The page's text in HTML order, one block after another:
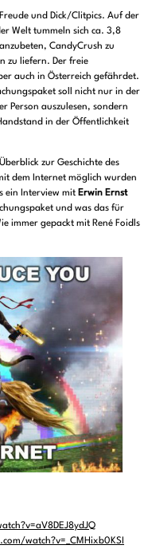
und Dick/Clitpics. Auf der
Welt tummeln sich ca. 3,8
CandyCrush zu
zu liefern. Der freie
auch in Österreich gefährdet.
soll nicht nur in der
Person auszulesen, sondern
in der Öffentlichkeit
zur Geschichte des
dem Internet möglich wurden
ein Interview mit Erwin Ernst
und was das für
immer gepackt mit René Foidls
watch?v=_CMHixb0KSI